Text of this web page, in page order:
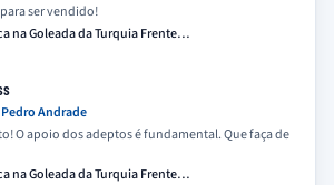
ser vendido!
na Goleada da Turquia Frente…
Pedro Andrade
O apoio dos adeptos é fundamental. Que faça de
na Goleada da Turquia Frente…